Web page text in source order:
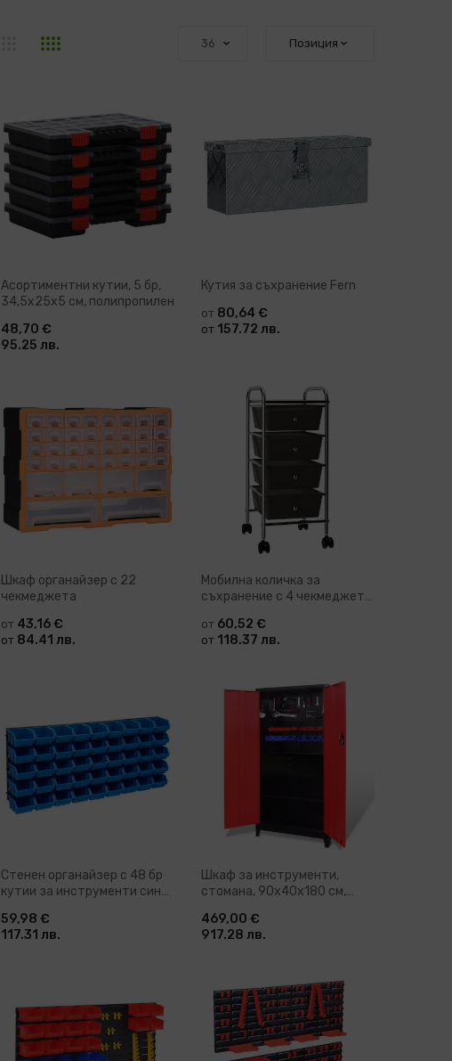
Добави в количка
Асортиментни кутии, 5 бр,
34,5x25x5 см, полипропилен
48,70 €
95.25 лв.
Добави в количка
Кутия за съхранение Fern
от 80,64 €
от 157.72 лв.
Добави в количка
Шкаф органайзер с 22
чекмеджета
от 43,16 €
от 84.41 лв.
Добави в количка
Мобилна количка за
съхранение с 4 чекмеджета
от 60,52 €
от 118.37 лв.
Добави в количка
Стенен органайзер с 48 бр
кутии за инструменти синьо
59,98 €
117.31 лв.
Добави в количка
Шкаф за инструменти,
стомана, 90x40x180 cм,
469,00 €
917.28 лв.